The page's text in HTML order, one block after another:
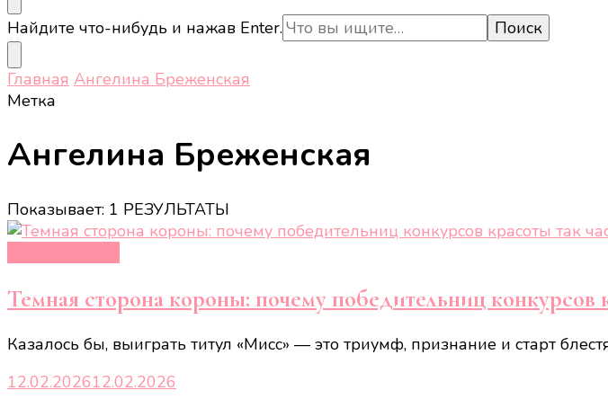
Ищите
что-
то?
Найдите что-нибудь и нажав Enter.
Главная Ангелина Бреженская
Метка
Ангелина Бреженская
Показывает: 1 РЕЗУЛЬТАТЫ
Темная сторона короны: почему победительниц конкурсов
Казалось бы, выиграть титул «Мисс» — это триумф, признание и старт
12.02.202612.02.2026